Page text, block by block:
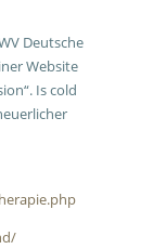
Deutsche
Website
Is cold